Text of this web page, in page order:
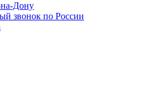
на-Дону
звонок по России